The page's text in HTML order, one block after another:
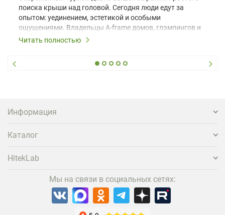
поиска крыши над головой. Сегодня люди едут за
опытом: уединением, эстетикой и особыми
ощущениями. Владельцы A-frame домов, глэмпингов и
шале понимают, что конкуренция растет, и
вернуться и поделиться впечатлениями в соцсетях,
проектора.
Читать полностью
Информация
Каталог
HitekLab
Мы на связи в социальных сетях: